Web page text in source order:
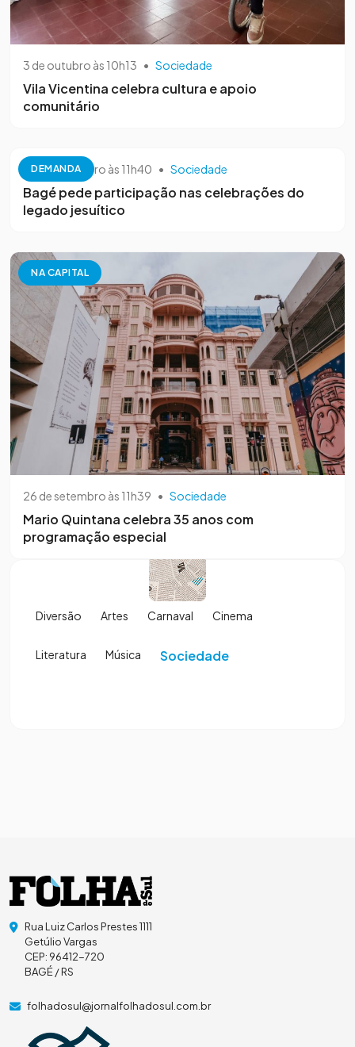
3 de outubro às 10h13 • Sociedade
Vila Vicentina celebra cultura e apoio
comunitário
DEMANDA
26 de setembro às 11h40 • Sociedade
Bagé pede participação nas celebrações do
legado jesuítico
NA CAPITAL
26 de setembro às 11h39 • Sociedade
Mario Quintana celebra 35 anos com
programação especial
Diversão Artes Carnaval Cinema
Literatura Música Sociedade
Rua Luiz Carlos Prestes 1111
Getúlio Vargas
CEP: 96412-720
BAGÉ / RS
folhadosul@jornalfolhadosul.com.br